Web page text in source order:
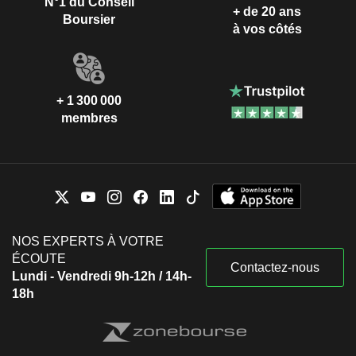
Boursier
+ de 20 ans
à vos côtés
+ 1 300 000
membres
NOS EXPERTS À VOTRE
ÉCOUTE
Lundi - Vendredi 9h-12h / 14h-
18h
Contactez-nous